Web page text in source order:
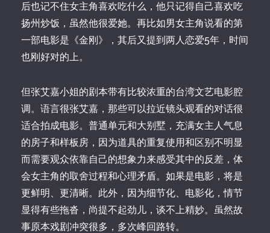
后也记不住女主角喜欢吃什么，他只记得自己喜欢吃
扬州炒饭，虽然他很爱她。再比如男女主角说看的第
一部电影是《金刚》，其后又提到两人恋爱5年，时间
也刚好对的上。
但张艾嘉小姐的剧本带有比较浓重的台湾文艺电影腔
调。语言很张艾嘉，那些可以拉近镜头观看的对话很
适合拍成电影。普通单元和大别墅，充满女主人气息
的房子和样板房，因为道具的重复使用和区别不明显
而需要观众依靠自己的想象力来感受其中的反差，体
会女主角的取舍过程和心理矛盾。如果是电影，将是
更鲜明、更清晰。此外，因为细节化、电影化，情节
显得有些拖沓，尚提不起劲儿，谈不上精妙。虽然故
事原本戏剧冲突很多，多次峰回路转。